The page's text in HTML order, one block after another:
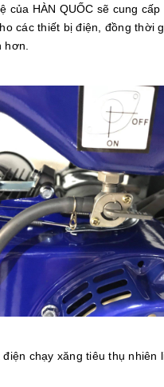
của HÀN QUỐC sẽ cung
các thiết bị điện, đồng thời
hơn.
điện chạy xăng tiêu thụ nhiên